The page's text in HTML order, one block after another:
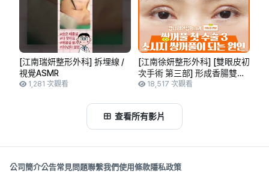
[江南瑞妍整形外科] 拆埋線 /
視覺ASMR
1,281 次觀看
[江南徐妍整形外科] [雙眼皮初
次手術 第三部] 形成香腸雙眼
皮的9大原因
18,517 次觀看
查看所有影片
公司簡介公告常見問題聯繫我們使用條款隱私政策